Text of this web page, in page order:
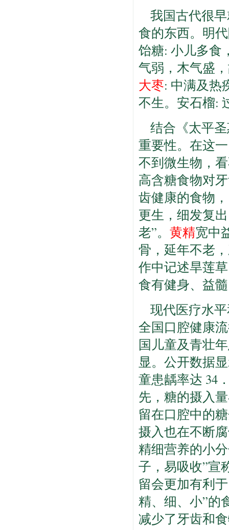
我国古代很
食的东西。明
饴糖: 小儿多食
气弱，木气盛
大枣: 中满及热
不生。安石榴:
结合《太平
重要性。在这
不到微生物，
高含糖食物对
齿健康的食物
更生，细发复
老”。 黄精宽中
骨，延年不老
作中记述旱莲
食有健身、益
现代医疗水
全国口腔健康
国儿童及青壮
显。公开数据
童患龋率达 34
先，糖的摄入
留在口腔中的
摄入也在不断
精细营养的小
子，易吸收”宣
留会更加有利
精、细、小”的
减少了牙齿和